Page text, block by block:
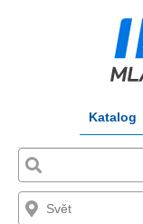
Katalog